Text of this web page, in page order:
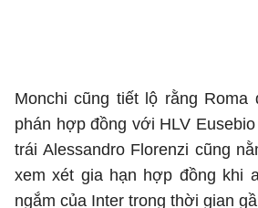
Monchi cũng tiết lộ rằng Roma
phán hợp đồng với HLV
trái Alessandro Florenzi cũng
xem xét gia hạn hợp đồng khi
ngắm của Inter trong thời gian